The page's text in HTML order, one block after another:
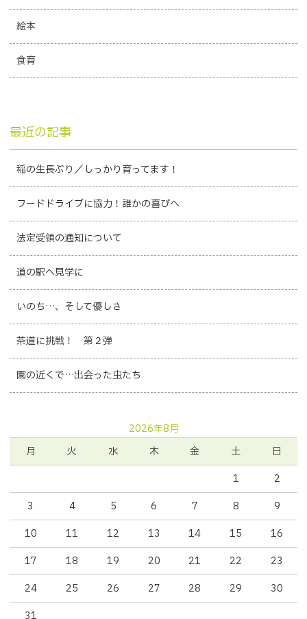
絵本
食育
最近の記事
稲の生長ぶり／しっかり育ってます！
フードドライブに協力！誰かの喜びへ
法定受領の通知について
道の駅へ見学に
いのち…、そして優しさ
茶道に挑戦！ 第２弾
園の近くで…出会った虫たち
2026年8月
月
火 水 木 金 土
日
1
2
3
4 5 6 7 8
9
10
11 12 13 14 15
16
17
18 19 20 21 22
23
24
25 26 27 28 29
30
31